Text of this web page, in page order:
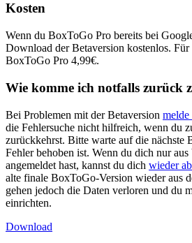
Kosten
Wenn du BoxToGo Pro bereits bei
Download der Betaversion kostenlos.
BoxToGo Pro 4,99€.
Wie komme ich notfalls zurück
Bei Problemen mit der Betaversion melde
die Fehlersuche nicht hilfreich, wenn du
zurückkehrst. Bitte warte auf die nächste
Fehler behoben ist. Wenn du dich nur aus
angemeldet hast, kannst du dich wieder
alte finale BoxToGo-Version wieder aus
gehen jedoch die Daten verloren und du
einrichten.
Download